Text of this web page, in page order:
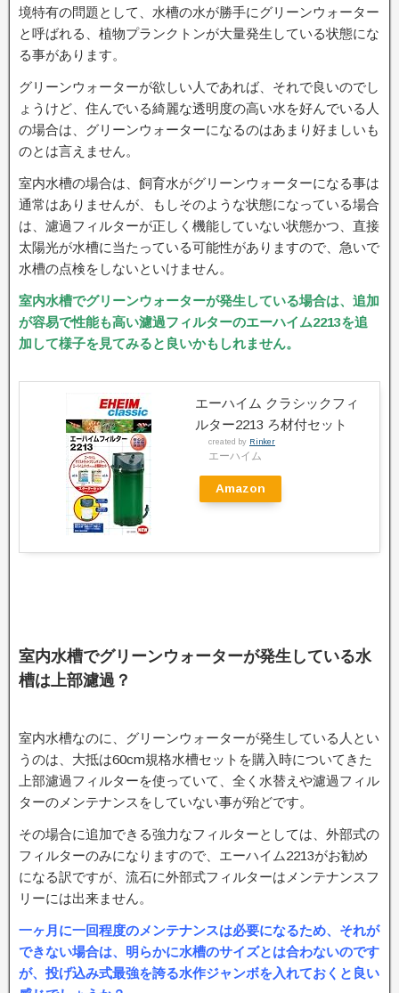
境特有の問題として、水槽の水が勝手にグリーンウォーター
と呼ばれる、植物プランクトンが大量発生している状態にな
る事があります。
グリーンウォーターが欲しい人であれば、それで良いのでし
ょうけど、住んでいる綺麗な透明度の高い水を好んでいる人
の場合は、グリーンウォーターになるのはあまり好ましいも
のとは言えません。
室内水槽の場合は、飼育水がグリーンウォーターになる事は
通常はありませんが、もしそのような状態になっている場合
は、濾過フィルターが正しく機能していない状態かつ、直接
太陽光が水槽に当たっている可能性がありますので、急いで
水槽の点検をしないといけません。
室内水槽でグリーンウォーターが発生している場合は、追加
が容易で性能も高い濾過フィルターのエーハイム2213を追
加して様子を見てみると良いかもしれません。
エーハイム クラシックフィ
ルター2213 ろ材付セット
created by Rinker
エーハイム
Amazon
室内水槽でグリーンウォーターが発生している水
槽は上部濾過？
室内水槽なのに、グリーンウォーターが発生している人とい
うのは、大抵は60cm規格水槽セットを購入時についてきた
上部濾過フィルターを使っていて、全く水替えや濾過フィル
ターのメンテナンスをしていない事が殆どです。
その場合に追加できる強力なフィルターとしては、外部式の
フィルターのみになりますので、エーハイム2213がお勧め
になる訳ですが、流石に外部式フィルターはメンテナンスフ
リーには出来ません。
一ヶ月に一回程度のメンテナンスは必要になるため、それが
できない場合は、明らかに水槽のサイズとは合わないのです
が、投げ込み式最強を誇る水作ジャンボを入れておくと良い